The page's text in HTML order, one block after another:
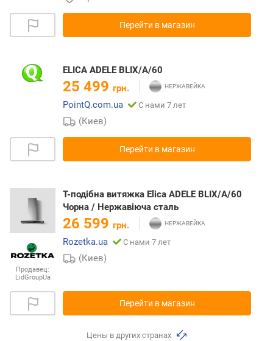
Перейти в магазин
ELICA ADELE BLIX/A/60
25 499 грн.
PointQ.com.ua
С нами 7 лет
(Киев)
Перейти в магазин
Продавец:
LidGroupUa
Т-подібна витяжка Elica ADELE BLIX/A/60
Чорна / Нержавіюча сталь
26 599 грн.
Rozetka.ua
С нами 7 лет
(Киев)
Перейти в магазин
Цены в других странах